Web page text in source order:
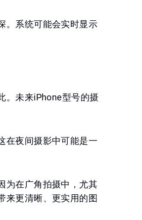
。系统可能会实时显示
。未来iPhone型号的摄
在夜间摄影中可能是一
为在广角拍摄中，尤其
来更清晰、更实用的图